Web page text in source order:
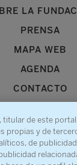
LA
PRENSA
MAPA WEB
AGENDA
CONTACTO
sobre
titular de este
propias y de
de publicidad